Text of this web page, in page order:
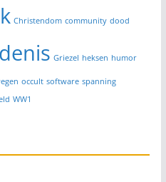
Christendom community dood
Griezel heksen humor
occult software spanning
WW1